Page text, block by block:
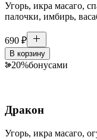
Угорь, икра масаго,
палочки, имбирь,
690 ₽
В корзину
20%бонусами
Дракон
Угорь, икра масаго,